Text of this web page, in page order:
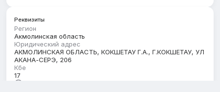
Реквизиты
Регион
Акмолинская область
Юридический адрес
АКМОЛИНСКАЯ ОБЛАСТЬ, КОКШЕТАУ Г.А., Г.КОКШЕТАУ, УЛ
АКАНА-СЕРЭ, 206
Кбе
17